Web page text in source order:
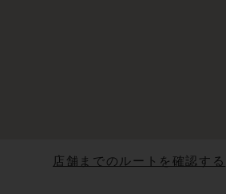
店舗までのルートを確認する